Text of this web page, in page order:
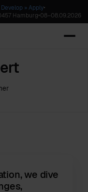
» Apply•
Hamburg•08–08.09.2026
we dive